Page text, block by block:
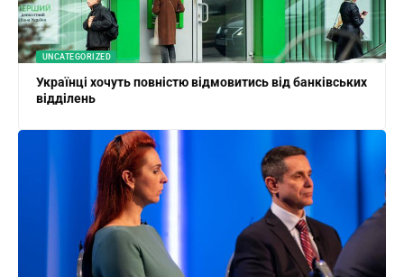
UNCATEGORIZED
Українці хочуть повністю відмовитись від банківських
відділень